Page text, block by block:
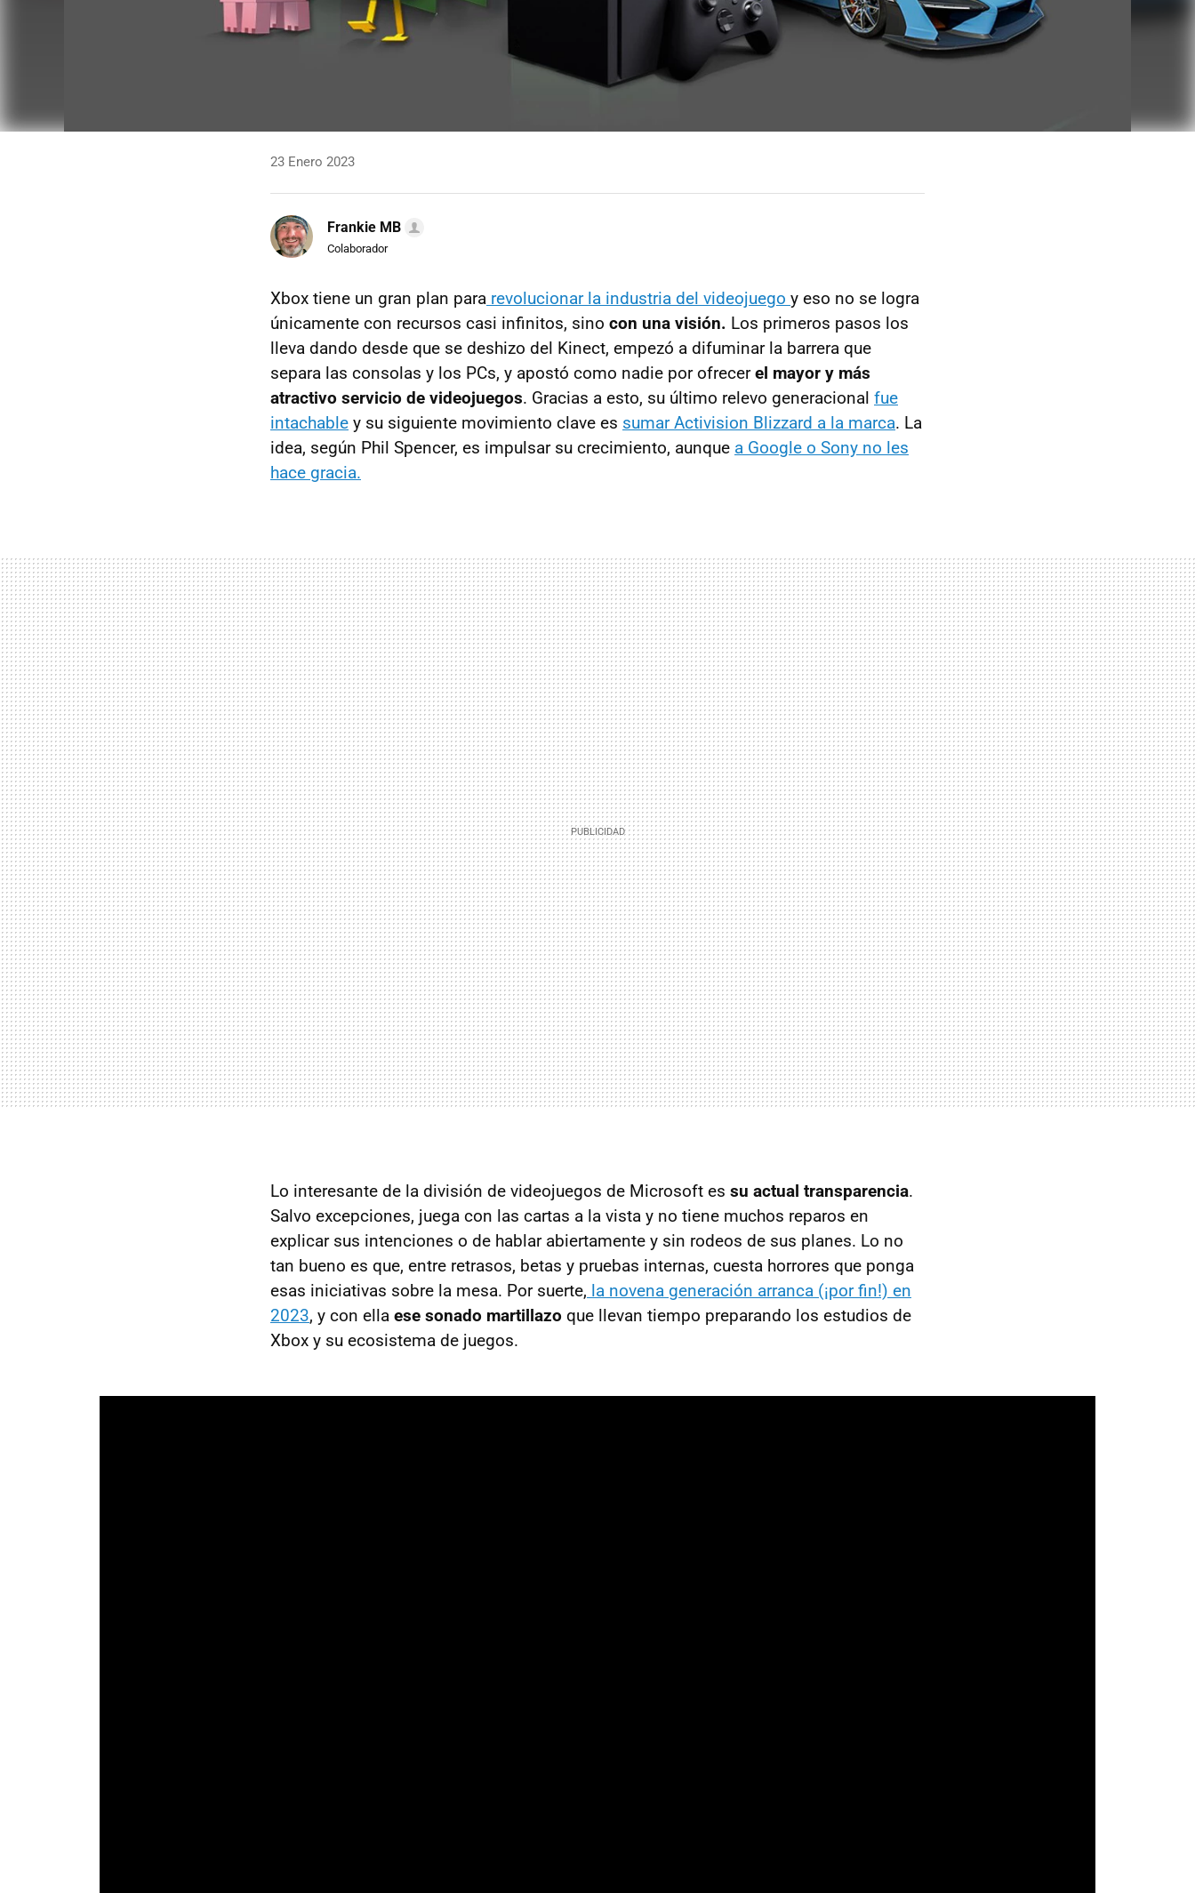
23 Enero 2023
Frankie MB
Colaborador
Xbox tiene un gran plan para revolucionar la industria del videojuego y eso no se logra
únicamente con recursos casi infinitos, sino con una visión. Los primeros pasos los
lleva dando desde que se deshizo del Kinect, empezó a difuminar la barrera que
separa las consolas y los PCs, y apostó como nadie por ofrecerel mayor y más
atractivo servicio de videojuegos. Gracias a esto, su último relevo generacional fue
intachable y su siguiente movimiento clave es sumar Activision Blizzard a la marca. La
idea, según Phil Spencer, es impulsar su crecimiento, aunque a Google o Sony no les
hace gracia.
Lo interesante de la división de videojuegos de Microsoft es su actual transparencia.
Salvo excepciones, juega con las cartas a la vista y no tiene muchos reparos en
explicar sus intenciones o de hablar abiertamente y sin rodeos de sus planes. Lo no
tan bueno es que, entre retrasos, betas y pruebas internas, cuesta horrores que ponga
esas iniciativas sobre la mesa. Por suerte, la novena generación arranca (¡por fin!) en
2023, y con ella ese sonado martillazo que llevan tiempo preparando los estudios de
Xbox y su ecosistema de juegos.